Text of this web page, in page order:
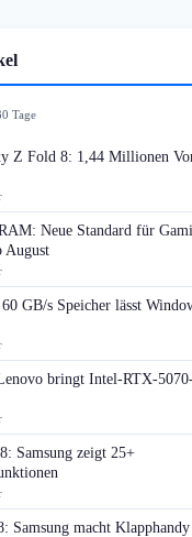
Tage
Z Fold 8: 1,44 Millionen
Neue Standard für
August
GB/s Speicher lässt
bringt Intel-RTX-
Samsung zeigt 25+
Samsung macht